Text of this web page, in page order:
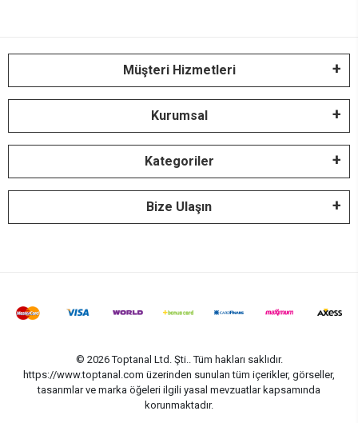
Müşteri Hizmetleri
Kurumsal
Kategoriler
Bize Ulaşın
© 2026 Toptanal Ltd. Şti.. Tüm hakları saklıdır.
https://www.toptanal.com üzerinden sunulan tüm içerikler, görseller,
tasarımlar ve marka öğeleri ilgili yasal mevzuatlar kapsamında
korunmaktadır.